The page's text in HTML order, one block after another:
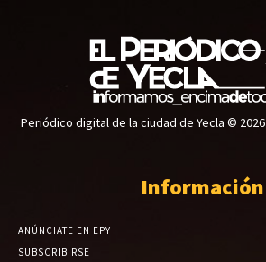
Periódico digital de la ciudad de Yecla © 2026
Información
ANÚNCIATE EN EPY
SUBSCRIBIRSE